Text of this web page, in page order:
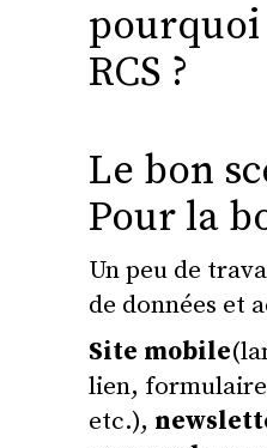
pourquoi
RCS ?
Le bon
Pour la
Un peu de
de données et
Site mobile
lien,
etc.),